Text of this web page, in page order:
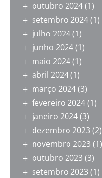
outubro 2024(1)
setembro 2024(1)
julho 2024(1)
junho 2024(1)
maio 2024(1)
abril 2024(1)
março 2024(3)
fevereiro 2024(1)
janeiro 2024(3)
dezembro 2023 (2)
novembro 2023 (1)
outubro 2023 (3)
setembro 2023 (1)